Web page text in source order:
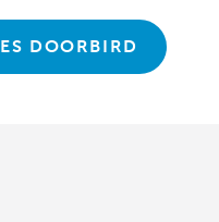
DOORBIRD